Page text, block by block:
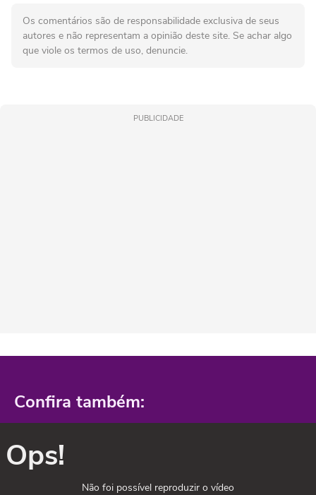
Os comentários são de responsabilidade exclusiva de seus
autores e não representam a opinião deste site. Se achar algo
que viole os termos de uso, denuncie.
PUBLICIDADE
Confira também:
Ops!
Não foi possível reproduzir o vídeo